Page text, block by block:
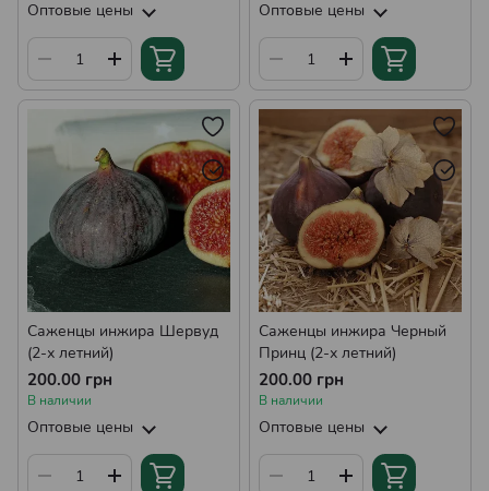
Оптовые цены Оптовые цены
Саженцы инжира Шервуд
(2-х летний)
200.00 грн
В наличии
Оптовые цены
Саженцы инжира Черный
Принц (2-х летний)
200.00 грн
В наличии
Оптовые цены